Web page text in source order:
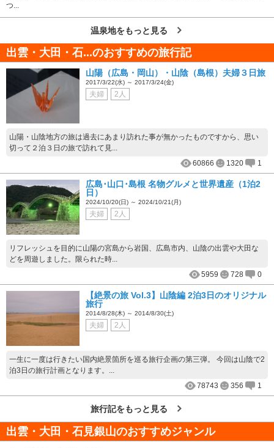
つ...
温泉地をもっと見る
出雲・大田・石...のおすすめの旅行記
山陽（広島・岡山）・山陰（島根）夫婦３日旅
2017/3/22(水) ～ 2017/3/24(金)
夫婦 2人
山陽・山陰地方の旅は過去にあまり訪れた事が無かったものですから、思い
切って２泊３日の旅で訪れて見...
60866
1320 1
広島･山口･島根 名物グルメと世界遺産（1泊2
日）
2024/10/20(日) ～ 2024/10/21(月)
夫婦 2人
リフレッシュを目的に山陽の宮島から岩国、広島市内、山陰の出雲や大田な
どを周遊しました。限られた時...
5959
728 0
【絶景の旅 Vol.3】山陰編 2泊3日のオリジナル
旅行
2014/8/28(木) ～ 2014/8/30(土)
夫婦 2人
一生に一度は行きたい国内絶景箇所を巡る旅行企画の第三弾。 今回は山陰で2
泊3日の旅行計画となります。...
78743
356 1
旅行記をもっと見る
出雲・大田・石見銀山のおすすめジャンル